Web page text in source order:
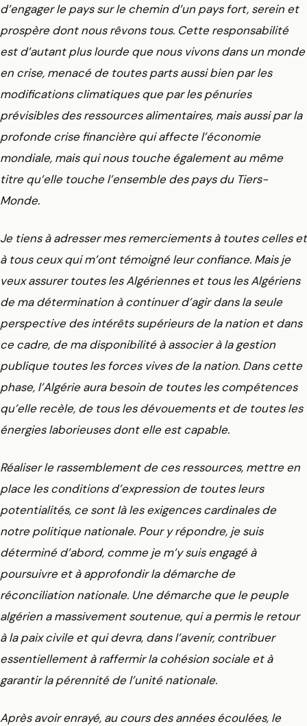
d’engager le pays sur le chemin d’un pays fort, serein et
prospère dont nous rêvons tous. Cette responsabilité
est d’autant plus lourde que nous vivons dans un monde
en crise, menacé de toutes parts aussi bien par les
modifications climatiques que par les pénuries
prévisibles des ressources alimentaires, mais aussi par la
profonde crise financière qui affecte l’économie
mondiale, mais qui nous touche également au même
titre qu’elle touche l’ensemble des pays du Tiers-
Monde.
Je tiens à adresser mes remerciements à toutes celles et
à tous ceux qui m’ont témoigné leur confiance. Mais je
veux assurer toutes les Algériennes et tous les Algériens
de ma détermination à continuer d’agir dans la seule
perspective des intérêts supérieurs de la nation et dans
ce cadre, de ma disponibilité à associer à la gestion
publique toutes les forces vives de la nation. Dans cette
phase, l’Algérie aura besoin de toutes les compétences
qu’elle recèle, de tous les dévouements et de toutes les
énergies laborieuses dont elle est capable.
Réaliser le rassemblement de ces ressources, mettre en
place les conditions d’expression de toutes leurs
potentialités, ce sont là les exigences cardinales de
notre politique nationale. Pour y répondre, je suis
déterminé d’abord, comme je m’y suis engagé à
poursuivre et à approfondir la démarche de
réconciliation nationale. Une démarche que le peuple
algérien a massivement soutenue, qui a permis le retour
à la paix civile et qui devra, dans l’avenir, contribuer
essentiellement à raffermir la cohésion sociale et à
garantir la pérennité de l’unité nationale.
Après avoir enrayé, au cours des années écoulées, le